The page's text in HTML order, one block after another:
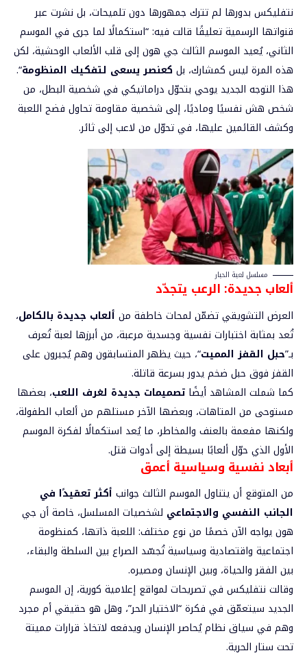
نتفليكس بدورها لم تترك جمهورها دون تلميحات، بل نشرت عبر
قنواتها الرسمية تعليقًا قالت فيه: “استكمالًا لما جرى في الموسم
الثاني، يُعيد الموسم الثالث جي هون إلى قلب الألعاب الوحشية، لكن
هذه المرة ليس كمشارك، بلكعنصر يسعى لتفكيك المنظومة“.
هذا التوجه الجديد يوحي بتحوّل دراماتيكي في شخصية البطل، من
شخص هش نفسيًا وماديًا، إلى شخصية مقاومة تحاول فضح اللعبة
وكشف القائمين عليها، في تحوّل من لاعب إلى ثائر.
مسلسل لعبة الحبار
ألعاب جديدة: الرعب يتجدّد
العرض التشويقي تضمّن لمحات خاطفة من ألعاب جديدة بالكامل،
تُعد بمثابة اختبارات نفسية وجسدية مرعبة، من أبرزها لعبة تُعرف
بـ”حبل القفز المميت“، حيث يظهر المتسابقون وهم يُجبرون على
القفز فوق حبل ضخم يدور بسرعة قاتلة.
كما شملت المشاهد أيضًا تصميمات جديدة لغرف اللعب، بعضها
مستوحى من المتاهات، وبعضها الآخر مستلهم من ألعاب الطفولة،
ولكنها مفعمة بالعنف والمخاطر، ما يُعد استكمالًا لفكرة الموسم
الأول الذي حوّل ألعابًا بسيطة إلى أدوات قتل.
أبعاد نفسية وسياسية أعمق
من المتوقع أن يتناول الموسم الثالث جوانب أكثر تعقيدًا في
الجانب النفسي والاجتماعي لشخصيات المسلسل، خاصة أن جي
هون يواجه الآن خصمًا من نوع مختلف: اللعبة ذاتها، كمنظومة
اجتماعية واقتصادية وسياسية تُجسّد الصراع بين السلطة والبقاء،
بين الفقر والحياة، وبين الإنسان ومصيره.
وقالت نتفليكس في تصريحات لمواقع إعلامية كورية، إن الموسم
الجديد سيتعمّق في فكرة “الاختيار الحر”، وهل هو حقيقي أم مجرد
وهم في سياق نظام يُحاصر الإنسان ويدفعه لاتخاذ قرارات مميتة
تحت ستار الحرية.